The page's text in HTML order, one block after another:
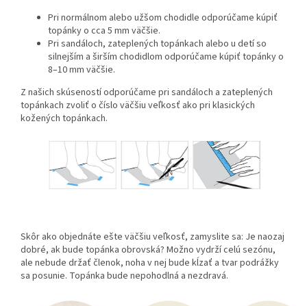
Pri normálnom alebo užšom chodidle odporúčame kúpiť
topánky o cca 5 mm väčšie.
Pri sandáloch, zateplených topánkach alebo u detí so
silnejším a širším chodidlom odporúčame kúpiť topánky o
8–10 mm väčšie.
Z našich skúseností odporúčame pri sandáloch a zateplených
topánkach zvoliť o číslo väčšiu veľkosť ako pri klasických
kožených topánkach.
Skôr ako objednáte ešte väčšiu veľkosť, zamyslite sa: Je naozaj
dobré, ak bude topánka obrovská? Možno vydrží celú sezónu,
ale nebude držať členok, noha v nej bude kĺzať a tvar podrážky
sa posunie. Topánka bude nepohodlná a nezdravá.